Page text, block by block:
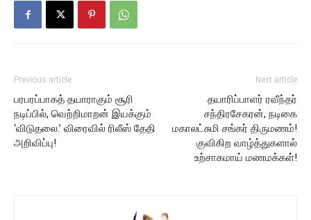
Previous article
பரபரப்பாகத் தயாராகும் சூரி
நடிப்பில், வெற்றிமாறன் இயக்கும்
‘விடுதலை.’ விரைவில் ரிலீஸ் தேதி
அறிவிப்பு!
Next article
தயாரிப்பாளர் ரவீந்தர்
சந்திரசேகரன், நடிகை
மகாலட்சுமி சங்கர் திருமணம்!
குவிகிற வாழ்த்துகளால்
உற்சாகமாய் மணமக்கள்!